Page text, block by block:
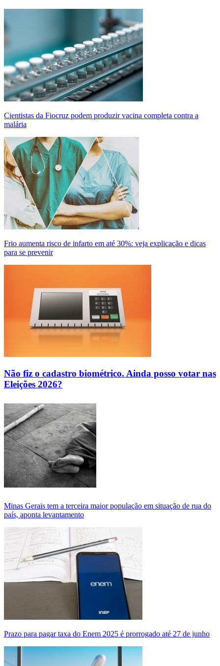
Cientistas da Fiocruz podem produzir vacina completa contra a
malária
Frio aumenta risco de infarto em até 30%: veja explicação e dicas
para se prevenir
Não fiz o cadastro biométrico. Ainda posso votar nas
Eleições 2026?
Minas Gerais tem a terceira maior população em situação de rua do
país, aponta levantamento
Prazo para pagar taxa do Enem 2025 é prorrogado até 27 de junho